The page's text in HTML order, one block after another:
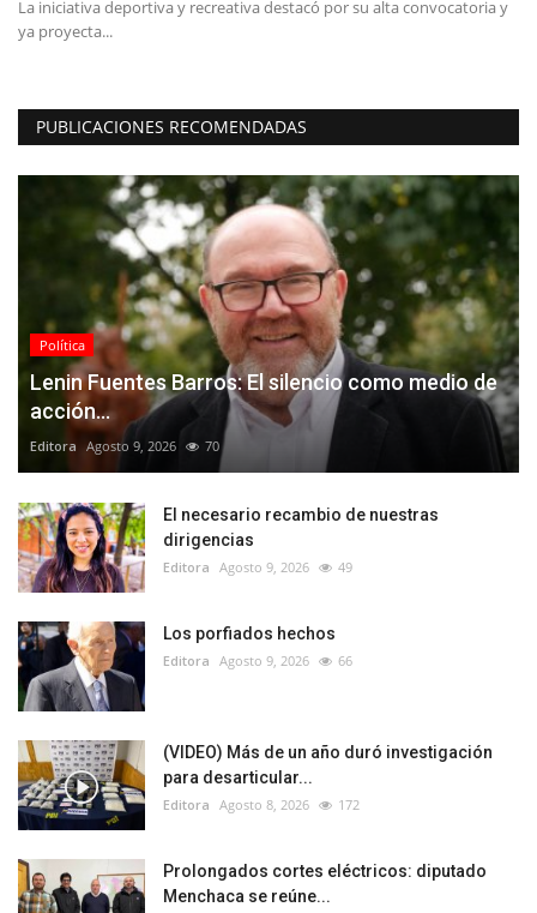
La iniciativa deportiva y recreativa destacó por su alta convocatoria y
ya proyecta...
PUBLICACIONES RECOMENDADAS
Política
Lenin Fuentes Barros: El silencio como medio de
acción...
Editora Agosto 9, 2026 70
El necesario recambio de nuestras
dirigencias
Editora Agosto 9, 2026 49
Los porfiados hechos
Editora Agosto 9, 2026 66
(VIDEO) Más de un año duró investigación
para desarticular...
Editora Agosto 8, 2026 172
Prolongados cortes eléctricos: diputado
Menchaca se reúne...